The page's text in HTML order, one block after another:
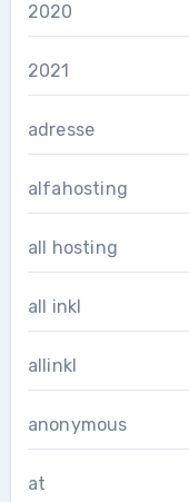
2020
2021
adresse
alfahosting
all hosting
all inkl
allinkl
anonymous
at